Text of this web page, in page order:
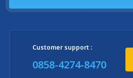
Customer support :
0858-4274-8470